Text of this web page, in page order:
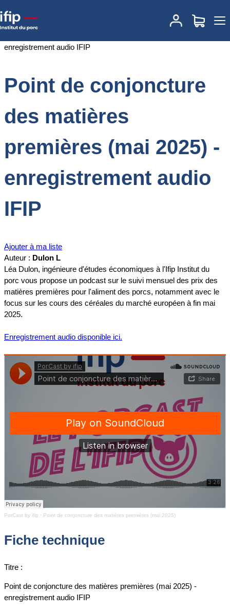
Accueil
Point de conjoncture des matières
premières (mai 2025) - enregistrement audio IFIP
Point de conjoncture
des matières
premières (mai 2025) -
enregistrement audio
IFIP
Ajouter à ma liste
Auteur : Dulon L
Léa Dulon, ingénieure d'études économiques à l'Ifip Institut du
porc vous propose un podcast sur le suivi mensuel des prix des
matières premières pour l'aliment des porcs, notamment avec le
focus sur les cours des céréales du marché européen à fin mai
2025.
Enregistrement audio disponible ici.
PorCast by ifip · Point de conjoncture des matières premières (mai 2025)
Fiche technique
Titre :
Point de conjoncture des matières premières (mai 2025) -
enregistrement audio IFIP